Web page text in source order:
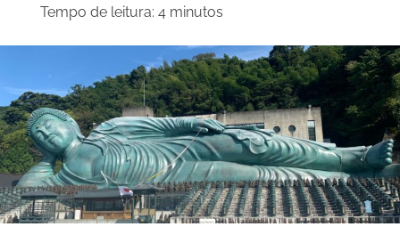
Tempo de leitura: 4 minutos